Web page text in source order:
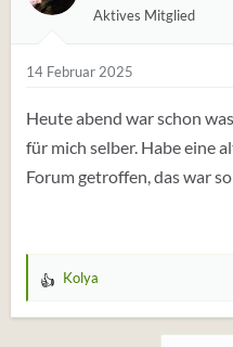
Aktives Mitglied
14 Februar 2025
Heute abend war schon
für mich selber. Habe eine
Forum getroffen, das war
W
Kolya